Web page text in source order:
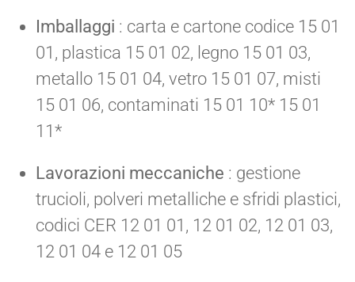
Imballaggi : carta e cartone codice 15 01
01, plastica 15 01 02, legno 15 01 03,
metallo 15 01 04, vetro 15 01 07, misti
15 01 06, contaminati 15 01 10* 15 01
11*
Lavorazioni meccaniche : gestione
trucioli, polveri metalliche e sfridi plastici,
codici CER 12 01 01, 12 01 02, 12 01 03,
12 01 04 e 12 01 05